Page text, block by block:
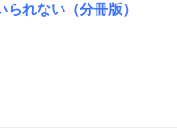
れない（分冊版）